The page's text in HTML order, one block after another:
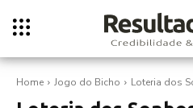
Home Jogo do Bicho Loteria dos